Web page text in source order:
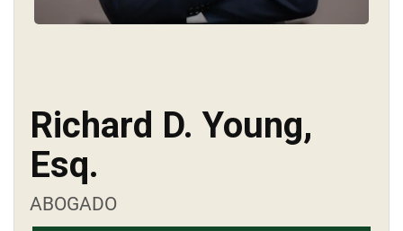
Richard D. Young,
Esq.
ABOGADO